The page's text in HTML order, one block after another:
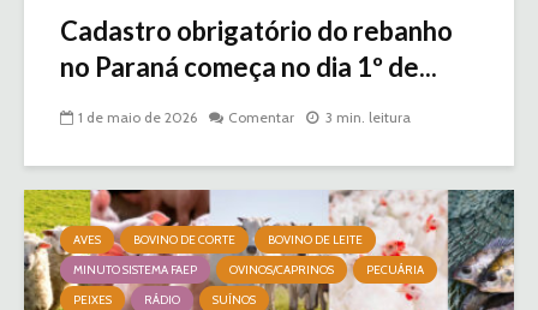
Cadastro obrigatório do rebanho
no Paraná começa no dia 1º de...
1 de maio de 2026 Comentar 3 min. leitura
AVES BOVINO DE CORTE
BOVINO DE LEITE
MINUTO SISTEMA FAEP
OVINOS/CAPRINOS
PECUÁRIA
PEIXES
RÁDIO SUÍNOS